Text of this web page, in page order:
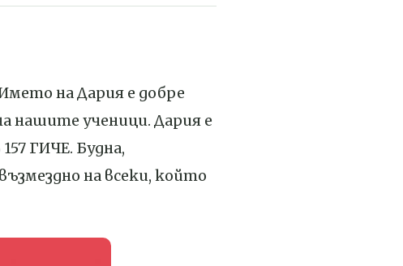
на Дария е добре
нашите ученици. Дария е
ГИЧЕ. Будна,
на всеки, който